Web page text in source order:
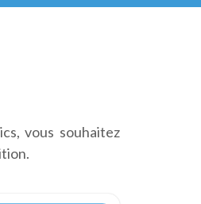
vous souhaitez